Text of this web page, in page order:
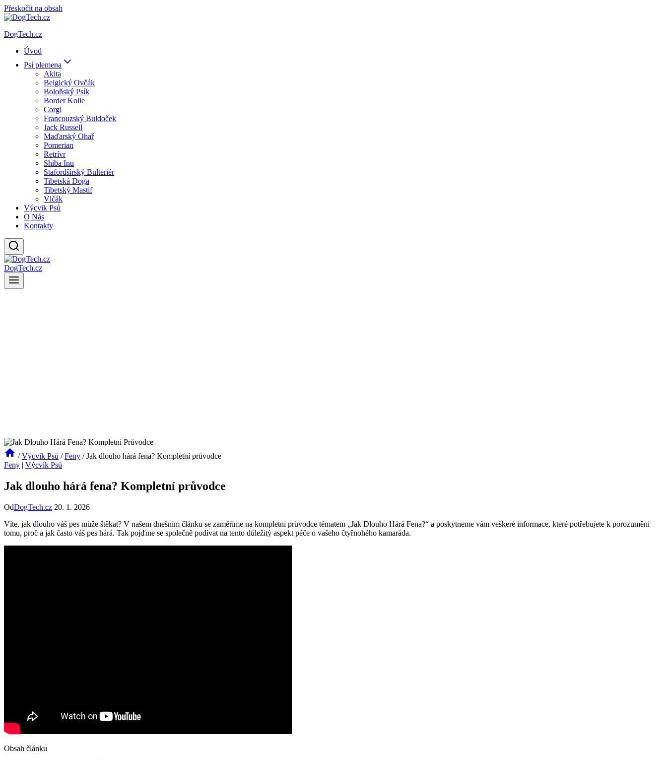
Přeskočit na obsah
DogTech.cz
Úvod
Psí plemena
Akita
Belgický Ovčák
Boloňský Psík
Border Kolie
Corgi
Francouzský Buldoček
Jack Russell
Maďarský Ohař
Pomerian
Retrívr
Shiba Inu
Stafordšírský Bulteriér
Tibetská Doga
Tibetský Mastif
Vlčák
Výcvik Psů
O Nás
Kontakty
DogTech.cz
/ Výcvik Psů / Feny / Jak dlouho hárá fena? Kompletní průvodce
Feny | Výcvik Psů
Jak dlouho hárá fena? Kompletní průvodce
OdDogTech.cz 20. 1. 2026
Víte, jak dlouho váš pes může štěkat? V našem dnešním článku se zaměříme na kompletní průvodce tématem „Jak Dlouho Hárá Fena?“ a poskytneme vám veškeré informace, které potřebujete k porozumění
tomu, proč a jak často váš pes hárá. Tak pojďme se společně podívat na tento důležitý aspekt péče o vašeho čtyřnohého kamaráda.
Obsah článku